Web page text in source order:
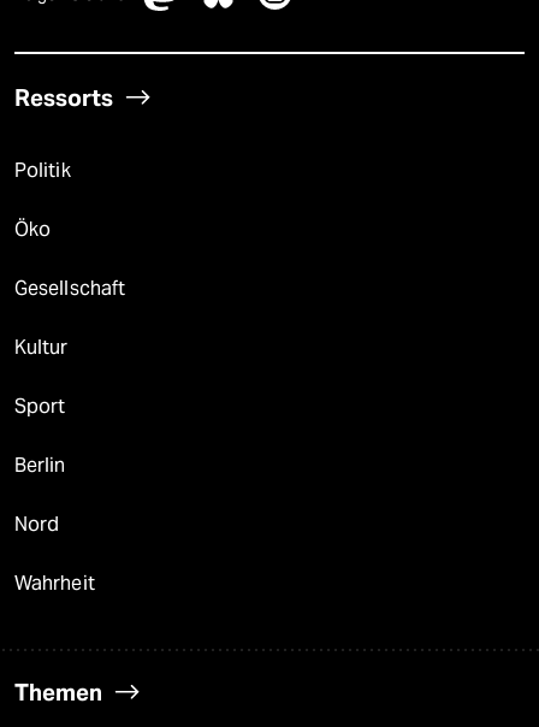
Ressorts
Politik
Öko
Gesellschaft
Kultur
Sport
Berlin
Nord
Wahrheit
Themen